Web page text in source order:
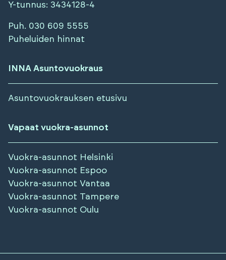
Y-tunnus: 3434128-4
Puh. 030 609 5555
Puheluiden hinnat
INNA Asuntovuokraus
Asuntovuokrauksen etusivu
Vapaat vuokra-asunnot
Vuokra-asunnot Helsinki
Vuokra-asunnot Espoo
Vuokra-asunnot Vantaa
Vuokra-asunnot Tampere
Vuokra-asunnot Oulu